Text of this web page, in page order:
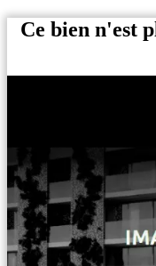
Ce bien n'est